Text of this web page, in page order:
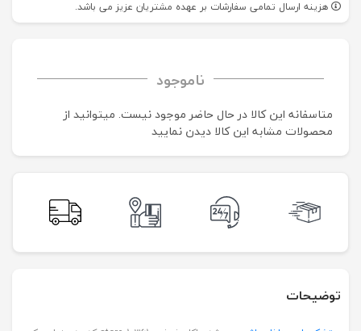
هزینه ارسال تمامی سفارشات بر عهده مشتریان عزیز می باشد.
ناموجود
متاسفانه این کالا در حال حاضر موجود نیست. می‍توانید از
محصولات مشابه این کالا دیدن نمایید
توضیحات